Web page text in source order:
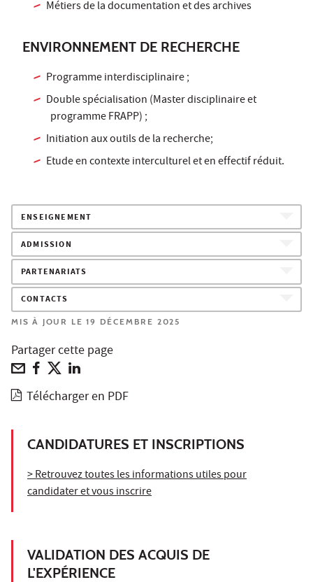
Métiers de la documentation et des archives
ENVIRONNEMENT DE RECHERCHE
Programme interdisciplinaire ;
Double spécialisation (Master disciplinaire et
programme FRAPP) ;
Initiation aux outils de la recherche;
Etude en contexte interculturel et en effectif réduit.
ENSEIGNEMENT
ADMISSION
PARTENARIATS
CONTACTS
MIS À JOUR LE 19 DÉCEMBRE 2025
Partager cette page
Télécharger en PDF
CANDIDATURES ET INSCRIPTIONS
> Retrouvez toutes les informations utiles pour
candidater et vous inscrire
VALIDATION DES ACQUIS DE
L'EXPÉRIENCE